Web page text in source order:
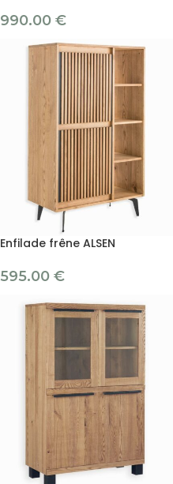
990.00 €
Enfilade frêne ALSEN
595.00 €